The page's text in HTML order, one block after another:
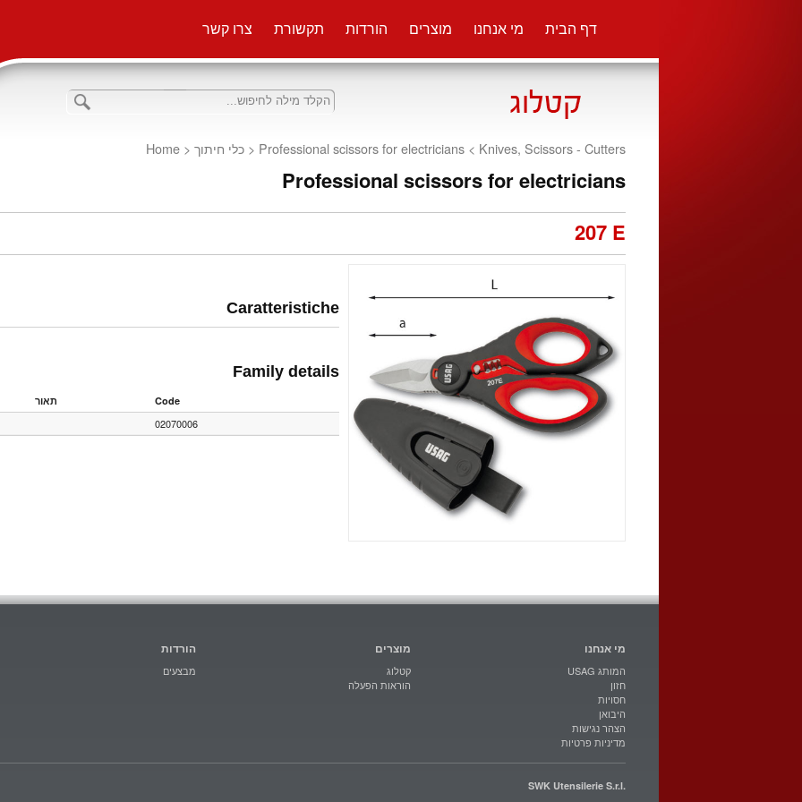
דף הבית מי אנחנו מוצרים הורדות תקשורת צרו קשר
Professional scissors for electricians < Knives, Scissors - Cutters
< כלי חיתוך <
Home
Professional scissors for electricians
207 E
Caratteristiche
Family details
Code תאור
02070006
מי אנחנו
USAG המותג
חזון
חסויות
היבואן
הצהר נגישות
מדיניות פרטיות
מוצרים
קטלוג
הוראות הפעלה
הורדות
מבצעים
SWK Utensilerie S.r.l.